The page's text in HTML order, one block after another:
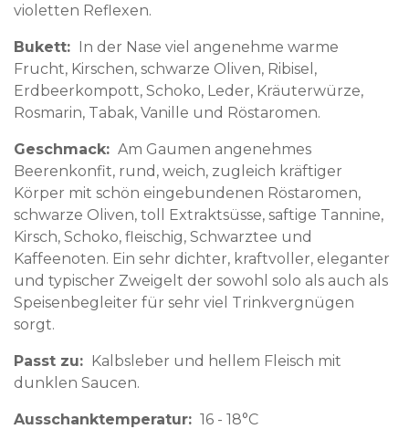
violetten Reflexen.
Bukett
In der Nase viel angenehme warme
Frucht, Kirschen, schwarze Oliven, Ribisel,
Erdbeerkompott, Schoko, Leder, Kräuterwürze,
Rosmarin, Tabak, Vanille und Röstaromen.
Geschmack
Am Gaumen angenehmes
Beerenkonfit, rund, weich, zugleich kräftiger
Körper mit schön eingebundenen Röstaromen,
schwarze Oliven, toll Extraktsüsse, saftige Tannine,
Kirsch, Schoko, fleischig, Schwarztee und
Kaffeenoten. Ein sehr dichter, kraftvoller, eleganter
und typischer Zweigelt der sowohl solo als auch als
Speisenbegleiter für sehr viel Trinkvergnügen
sorgt.
Passt zu
Kalbsleber und hellem Fleisch mit
dunklen Saucen.
Ausschanktemperatur 16 - 18°C